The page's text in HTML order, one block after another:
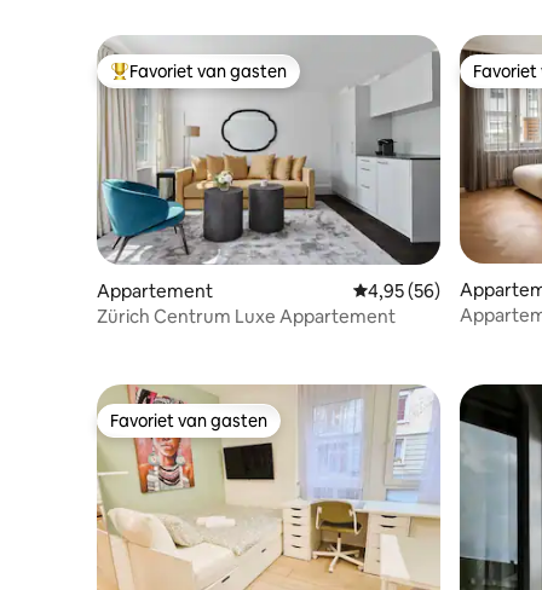
Topfavoriet van gasten
Favoriet van gasten
Appartement Gemiddelde
4,95 (56)
Zürich Centrum Luxe Appartement
Favoriet van gasten
Favoriet van gasten